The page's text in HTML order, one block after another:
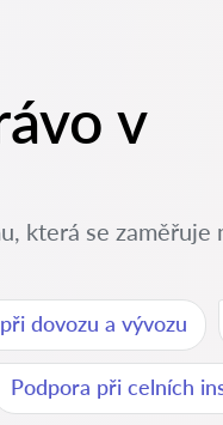
v
která se
dovozu a vývozu
Podpora při celních